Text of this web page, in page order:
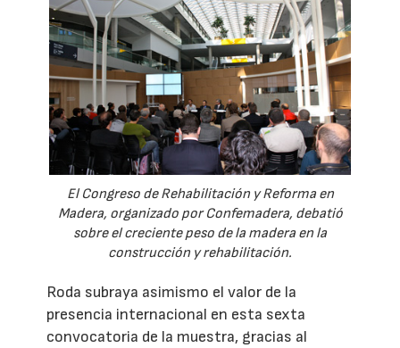
El Congreso de Rehabilitación y Reforma en
Madera, organizado por Confemadera, debatió
sobre el creciente peso de la madera en la
construcción y rehabilitación.
Roda subraya asimismo el valor de la
presencia internacional en esta sexta
convocatoria de la muestra, gracias al